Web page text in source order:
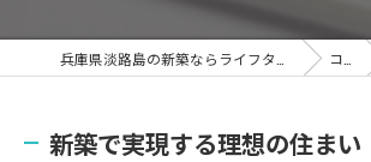
コラム
新築で実現する理想の住まい